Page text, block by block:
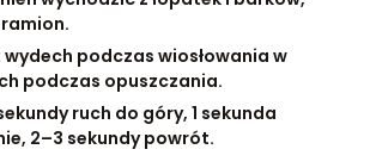
podczas wiosłowania w
podczas opuszczania.
ruch do góry, 1 sekunda
2–3 sekundy powrót.